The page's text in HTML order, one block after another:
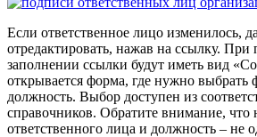
Если ответственное лицо изменилось,
отредактировать, нажав на ссылку. При
заполнении ссылки будут иметь вид
открывается форма, где нужно выбрать
должность. Выбор доступен из
справочников. Обратите внимание, что
ответственного лица и должность – не